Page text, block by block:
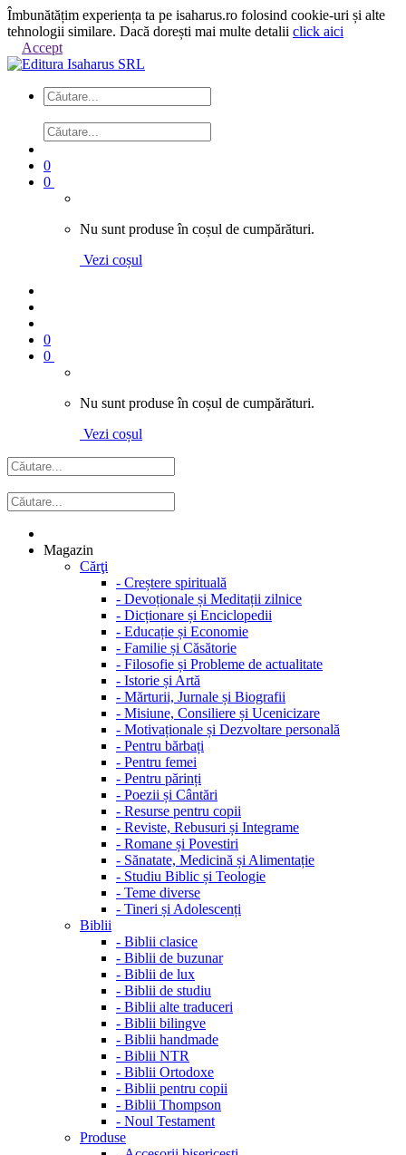
Îmbunătățim experiența ta pe isaharus.ro folosind cookie-uri și alte
tehnologii similare. Dacă dorești mai multe detalii click aici
Accept
0
0
Nu sunt produse în coșul de cumpărături.
Vezi coșul
0
0
Nu sunt produse în coșul de cumpărături.
Vezi coșul
Magazin
Cărţi
- Creștere spirituală
- Devoționale și Meditații zilnice
- Dicționare și Enciclopedii
- Educație și Economie
- Familie și Căsătorie
- Filosofie și Probleme de actualitate
- Istorie și Artă
- Mărturii, Jurnale și Biografii
- Misiune, Consiliere și Ucenicizare
- Motivaționale și Dezvoltare personală
- Pentru bărbați
- Pentru femei
- Pentru părinți
- Poezii și Cântări
- Resurse pentru copii
- Reviste, Rebusuri și Integrame
- Romane și Povestiri
- Sănatate, Medicină și Alimentație
- Studiu Biblic și Teologie
- Teme diverse
- Tineri și Adolescenți
Biblii
- Biblii clasice
- Biblii de buzunar
- Biblii de lux
- Biblii de studiu
- Biblii alte traduceri
- Biblii bilingve
- Biblii handmade
- Biblii NTR
- Biblii Ortodoxe
- Biblii pentru copii
- Biblii Thompson
- Noul Testament
Produse